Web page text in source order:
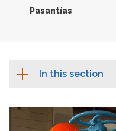
Pasantías
In this section